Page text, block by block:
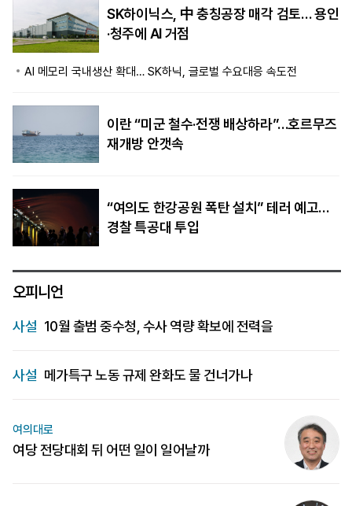
SK하이닉스, 中 충칭공장 매각 검토… 용인
·청주에 AI 거점
AI 메모리 국내생산 확대… SK하닉, 글로벌 수요대응 속도전
이란 “미군 철수·전쟁 배상하라”…호르무즈
재개방 안갯속
“여의도 한강공원 폭탄 설치” 테러 예고…
경찰 특공대 투입
오피니언
사설 10월 출범 중수청, 수사 역량 확보에 전력을
사설 메가특구 노동 규제 완화도 물 건너가나
여의대로
여당 전당대회 뒤 어떤 일이 일어날까